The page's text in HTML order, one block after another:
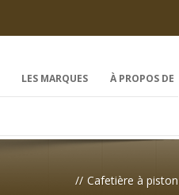
LES MARQUES À PROPOS DE
// Cafetière à piston